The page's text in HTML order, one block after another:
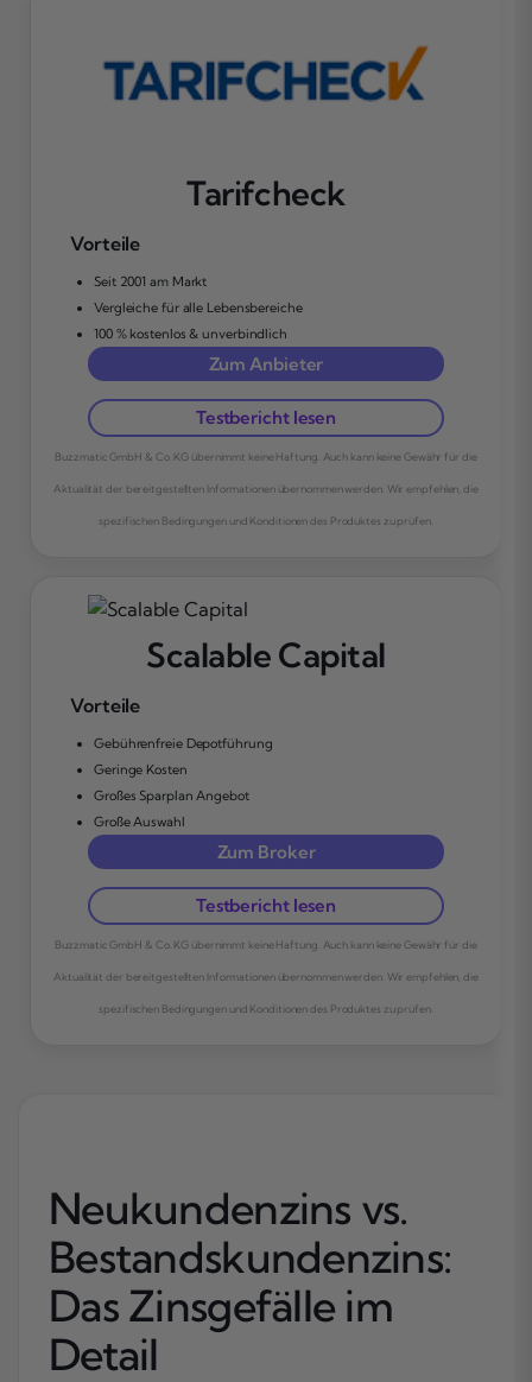
Tarifcheck
Vorteile
Seit 2001 am Markt
Vergleiche für alle Lebensbereiche
100 % kostenlos & unverbindlich
Zum Anbieter
Testbericht lesen
Buzzmatic GmbH & Co. KG übernimmt keine Haftung. Auch kann keine Gewähr für die
Aktualität der bereitgestellten Informationen übernommen werden. Wir empfehlen, die
spezifischen Bedingungen und Konditionen des Produktes zu prüfen.
Scalable Capital
Vorteile
Gebührenfreie Depotführung
Geringe Kosten
Großes Sparplan Angebot
Große Auswahl
Zum Broker
Testbericht lesen
Buzzmatic GmbH & Co. KG übernimmt keine Haftung. Auch kann keine Gewähr für die
Aktualität der bereitgestellten Informationen übernommen werden. Wir empfehlen, die
spezifischen Bedingungen und Konditionen des Produktes zu prüfen.
Neukundenzins vs.
Bestandskundenzins:
Das Zinsgefälle im
Detail